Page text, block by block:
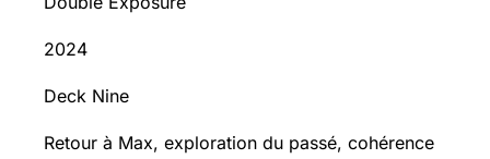
2024
Deck Nine
Retour à Max, exploration du passé, cohérence